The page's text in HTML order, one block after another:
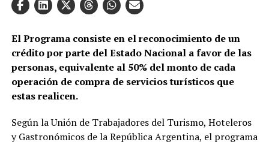
El Programa consiste en el reconocimiento de un
crédito por parte del Estado Nacional a favor de las
personas, equivalente al 50% del monto de cada
operación de compra de servicios turísticos que
estas realicen.
Según la Unión de Trabajadores del Turismo, Hoteleros
y Gastronómicos de la República Argentina, el programa